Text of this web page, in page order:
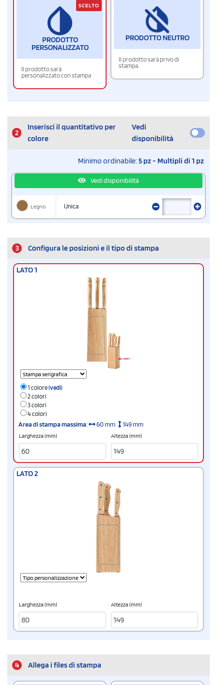
PRODOTTO
PERSONALIZZATO
Il prodotto sarà
personalizzato con stampa
SCELTO
PRODOTTO NEUTRO
Il prodotto sarà privo di
stampa.
2
Inserisci il quantitativo per
colore
Vedi
disponibilità
Minimo ordinabile:5 pz - Multipli di 1 pz
Vedi disponibilità
Legno Unica
3 Configura le posizioni e il tipo di stampa
LATO 1
1 colore(vedi)
2 colori
3 colori
4 colori
Area di stampa massima: 60 mm 149 mm
Larghezza (mm) Altezza (mm)
LATO 2
Larghezza (mm) Altezza (mm)
4 Allega i files di stampa